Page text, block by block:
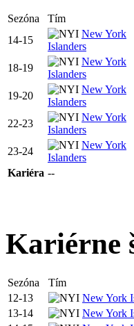
Sezóna Tím
14-15
New York
Islanders
18-19
New York
Islanders
19-20
New York
Islanders
22-23
New York
Islanders
23-24
New York
Islanders
Kariéra --
Kariérne
Sezóna Tím
12-13
New York
13-14
New York